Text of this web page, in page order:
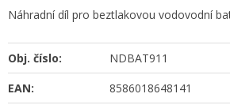
Náhradní díl pro beztlakovou vodovodní
Obj. číslo:
NDBAT911
EAN:
8586018648141